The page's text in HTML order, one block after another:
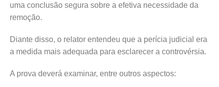
uma conclusão segura sobre a efetiva necessidade da
remoção.
Diante disso, o relator entendeu que a perícia judicial era
a medida mais adequada para esclarecer a controvérsia.
A prova deverá examinar, entre outros aspectos: